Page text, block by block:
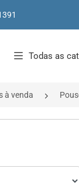
Todas as
à venda